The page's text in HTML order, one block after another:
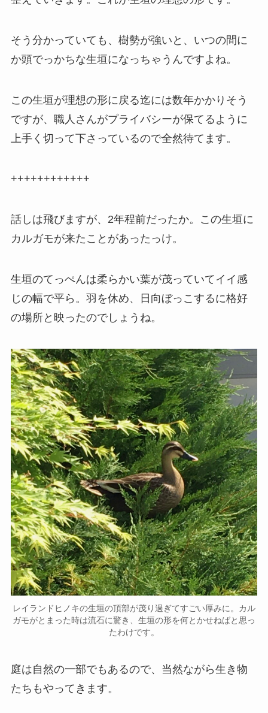
そう分かっていても、樹勢が強いと、いつの間に
か頭でっかちな生垣になっちゃうんですよね。
この生垣が理想の形に戻る迄には数年かかりそう
ですが、職人さんがプライバシーが保てるように
上手く切って下さっているので全然待てます。
++++++++++++
話しは飛びますが、2年程前だったか。この生垣に
カルガモが来たことがあったっけ。
生垣のてっぺんは柔らかい葉が茂っていてイイ感
じの幅で平ら。羽を休め、日向ぼっこするに格好
の場所と映ったのでしょうね。
レイランドヒノキの生垣の頂部が茂り過ぎてすごい厚みに。カル
ガモがとまった時は流石に驚き、生垣の形を何とかせねばと思っ
たわけです。
庭は自然の一部でもあるので、当然ながら生き物
たちもやってきます。